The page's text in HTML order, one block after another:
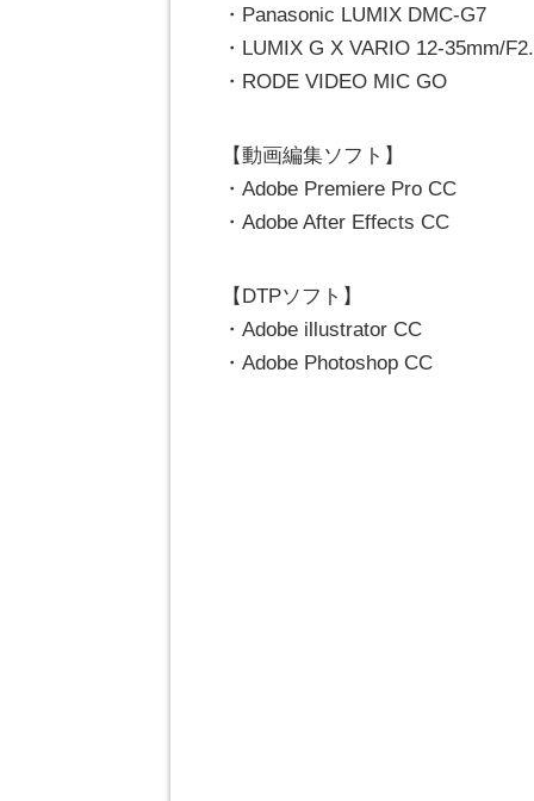
・Panasonic LUMIX DMC-G7
・LUMIX G X VARIO 12-35mm/
・RODE VIDEO MIC GO
【動画編集ソフト】
・Adobe Premiere Pro CC
・Adobe After Effects CC
【DTPソフト】
・Adobe illustrator CC
・Adobe Photoshop CC